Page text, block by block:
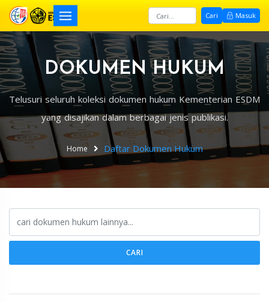
Cari Masuk
DOKUMEN HUKUM
Telusuri seluruh koleksi dokumen hukum Kementerian ESDM
yang disajikan dalam berbagai jenis publikasi.
Home Daftar Dokumen Hukum
CARI